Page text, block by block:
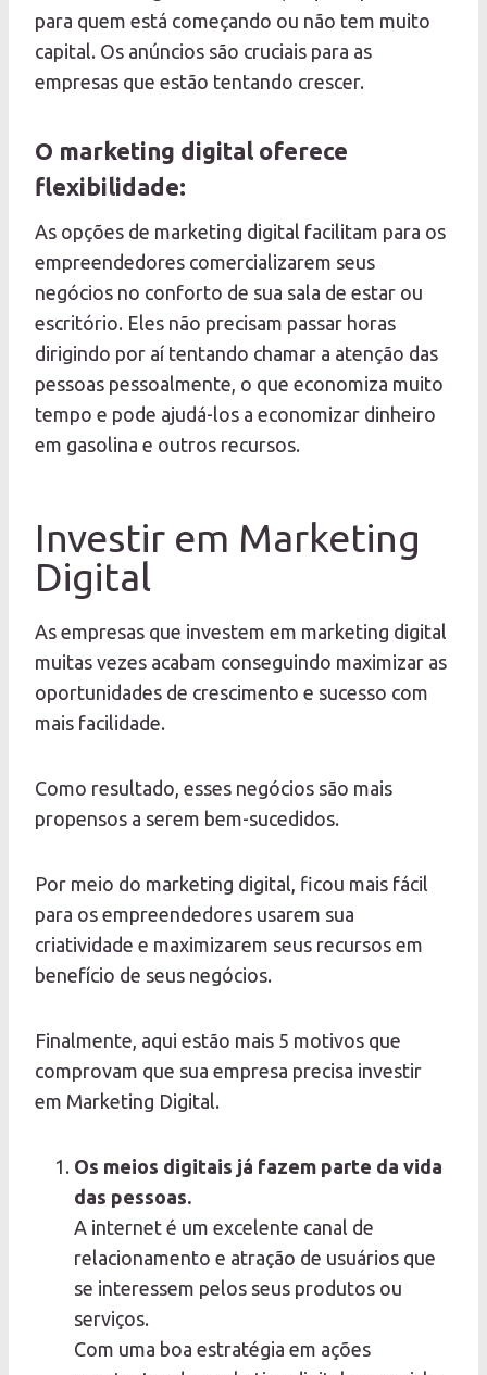
para quem está começando ou não tem muito
capital. Os anúncios são cruciais para as
empresas que estão tentando crescer.
O marketing digital oferece
flexibilidade:
As opções de marketing digital facilitam para os
empreendedores comercializarem seus
negócios no conforto de sua sala de estar ou
escritório. Eles não precisam passar horas
dirigindo por aí tentando chamar a atenção das
pessoas pessoalmente, o que economiza muito
tempo e pode ajudá-los a economizar dinheiro
em gasolina e outros recursos.
Investir em Marketing
Digital
As empresas que investem em marketing digital
muitas vezes acabam conseguindo maximizar as
oportunidades de crescimento e sucesso com
mais facilidade.
Como resultado, esses negócios são mais
propensos a serem bem-sucedidos.
Por meio do marketing digital, ficou mais fácil
para os empreendedores usarem sua
criatividade e maximizarem seus recursos em
benefício de seus negócios.
Finalmente, aqui estão mais 5 motivos que
comprovam que sua empresa precisa investir
em Marketing Digital.
Os meios digitais já fazem parte da vida
das pessoas.
A internet é um excelente canal de
relacionamento e atração de usuários que
se interessem pelos seus produtos ou
serviços.
Com uma boa estratégia em ações